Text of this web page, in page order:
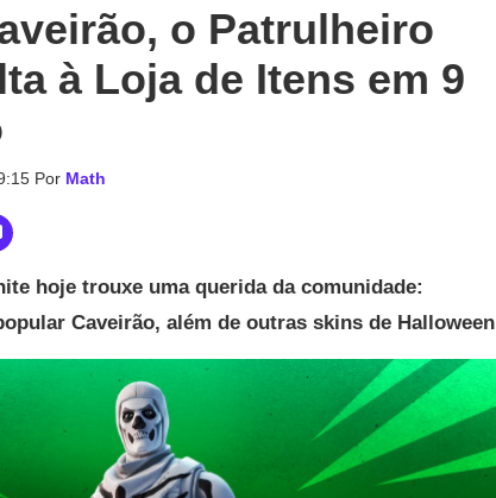
o Patrulheiro
à Loja de Itens em 9
Por Math
hoje trouxe uma querida da comunidade:
Caveirão, além de outras skins de Halloween